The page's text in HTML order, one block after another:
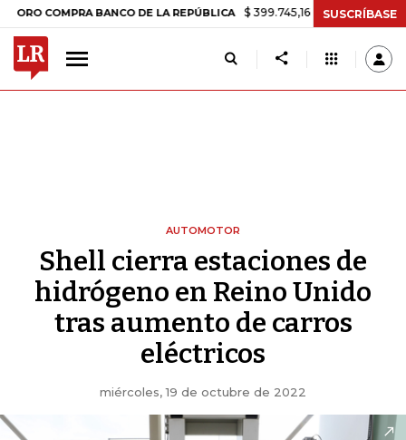
BANCO DE LA REPÚBLICA $ 399.745,16 +$ 2.295,71 +0,58%
SUSCRÍBASE
AUTOMOTOR
Shell cierra estaciones de
hidrógeno en Reino Unido
tras aumento de carros
eléctricos
miércoles, 19 de octubre de 2022